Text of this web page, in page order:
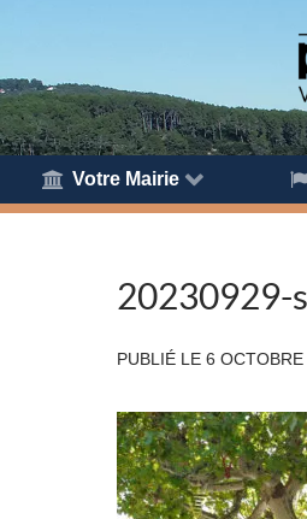
Votre Mairie
20230929-
PUBLIÉ LE 6 OCTOBRE